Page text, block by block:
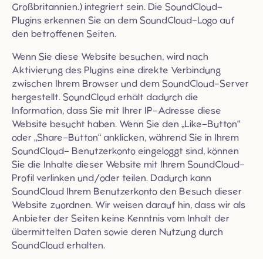
Großbritannien.) integriert sein. Die SoundCloud-
Plugins erkennen Sie an dem SoundCloud-Logo auf
den betroffenen Seiten.
Wenn Sie diese Website besuchen, wird nach
Aktivierung des Plugins eine direkte Verbindung
zwischen Ihrem Browser und dem SoundCloud-Server
hergestellt. SoundCloud erhält dadurch die
Information, dass Sie mit Ihrer IP-Adresse diese
Website besucht haben. Wenn Sie den „Like-Button“
oder „Share-Button“ anklicken, während Sie in Ihrem
SoundCloud- Benutzerkonto eingeloggt sind, können
Sie die Inhalte dieser Website mit Ihrem SoundCloud-
Profil verlinken und/oder teilen. Dadurch kann
SoundCloud Ihrem Benutzerkonto den Besuch dieser
Website zuordnen. Wir weisen darauf hin, dass wir als
Anbieter der Seiten keine Kenntnis vom Inhalt der
übermittelten Daten sowie deren Nutzung durch
SoundCloud erhalten.